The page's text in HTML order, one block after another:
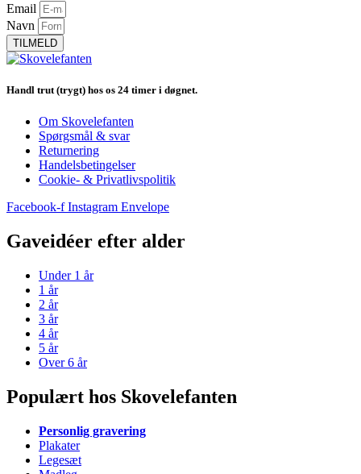
Email
Navn
TILMELD
Handl trut (trygt) hos os 24 timer i døgnet.
Om Skovelefanten
Spørgsmål & svar
Returnering
Handelsbetingelser
Cookie- & Privatlivspolitik
Facebook-f Instagram Envelope
Gaveidéer efter alder
Under 1 år
1 år
2 år
3 år
4 år
5 år
Over 6 år
Populært hos Skovelefanten
Personlig gravering
Plakater
Legesæt